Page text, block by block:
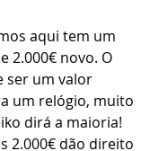
aqui tem um
2.000€ novo. O
ser um valor
um relógio, muito
dirá a maioria!
2.000€ dão direito